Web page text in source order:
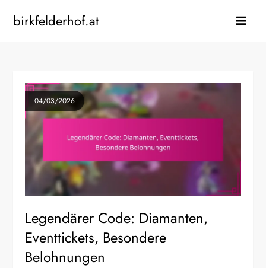
birkfelderhof.at
04/03/2026
Legendärer Code: Diamanten,
Eventtickets, Besondere
Belohnungen